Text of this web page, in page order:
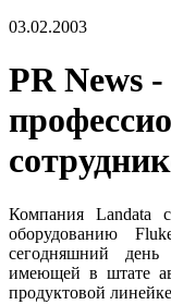
03.02.2003
PR News
Компания Landata
оборудованию
сегодняшний
имеющей в штате
продуктовой